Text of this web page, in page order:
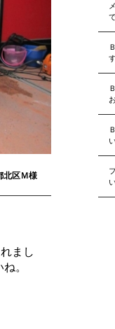
北区Ｍ様
まし
。